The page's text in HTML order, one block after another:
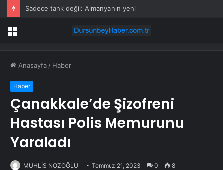
Menü
Anasayfa / Haber
Haber
Çanakkale’de Şizofreni
Hastası Polis Memurunu
Yaraladı
MUHLİS NOZOĞLU Temmuz 21, 2023 0 8